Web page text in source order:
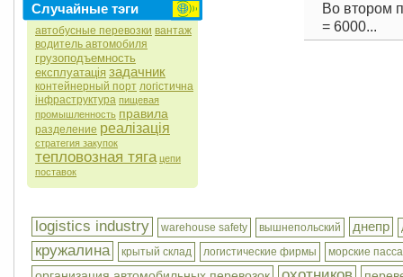
Случайные тэги
автобусные перевозки вантаж
водитель автомобиля
грузоподъемность
експлуатація задачник
контейнерный порт логістична
інфраструктура пищевая
промышленность правила
разделение реалізація
стратегия закупок
тепловозная тяга цепи
поставок
Во втором
= 6000...
logistics industry warehouse safety вышнепольский днепр
кружалина крытый склад логистические фирмы морские